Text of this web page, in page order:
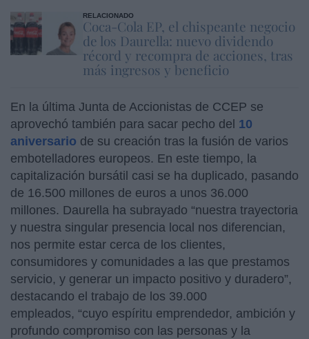
RELACIONADO
Coca-Cola EP, el chispeante negocio
de los Daurella: nuevo dividendo
récord y recompra de acciones, tras
más ingresos y beneficio
En la última Junta de Accionistas de CCEP se
aprovechó también para sacar pecho del 10
aniversario de su creación tras la fusión de varios
embotelladores europeos. En este tiempo, la
capitalización bursátil casi se ha duplicado, pasando
de 16.500 millones de euros a unos 36.000
millones. Daurella ha subrayado “nuestra trayectoria
y nuestra singular presencia local nos diferencian,
nos permite estar cerca de los clientes,
consumidores y comunidades a las que prestamos
servicio, y generar un impacto positivo y duradero”,
destacando el trabajo de los 39.000
empleados, “cuyo espíritu emprendedor, ambición y
profundo compromiso con las personas y la